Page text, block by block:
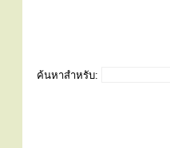
ค้นหาสำหรับ: